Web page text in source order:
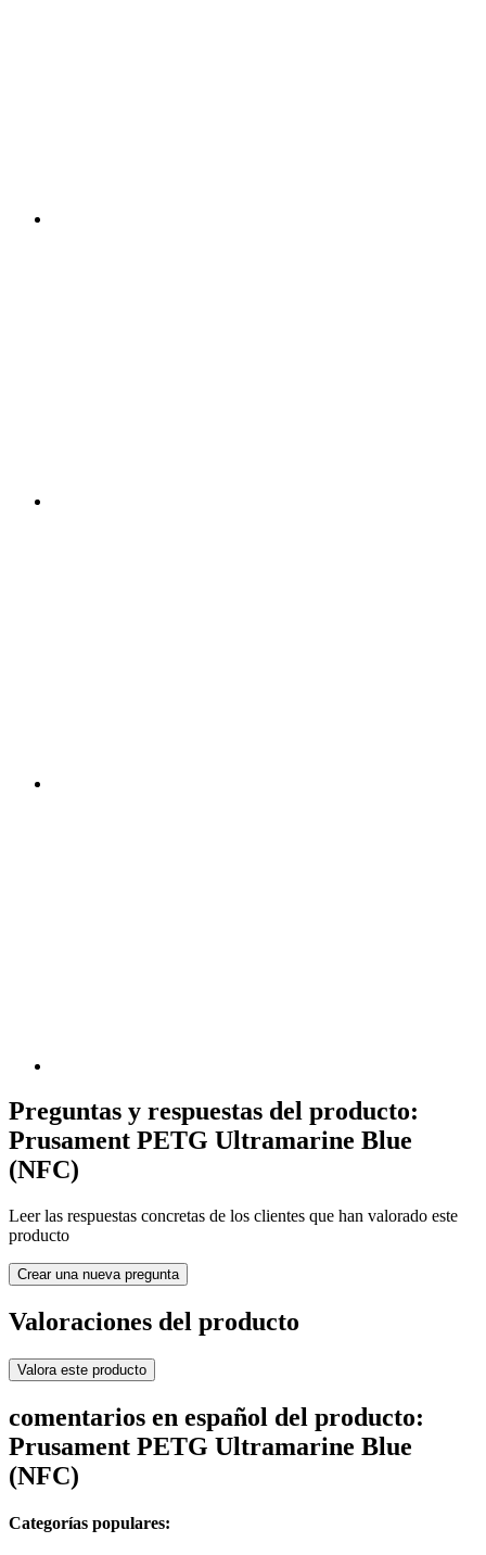
Preguntas y respuestas del producto:
Prusament PETG Ultramarine Blue
(NFC)
Leer las respuestas concretas de los clientes que han valorado este
producto
Crear una nueva pregunta
Valoraciones del producto
Valora este producto
comentarios en español del producto:
Prusament PETG Ultramarine Blue
(NFC)
Categorías populares: